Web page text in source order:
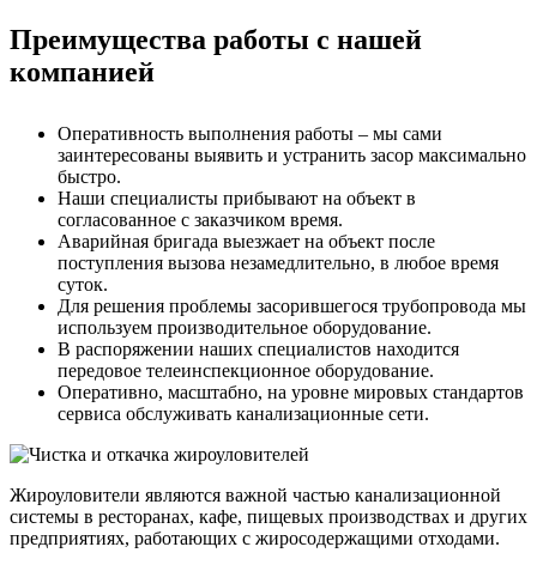
Преимущества работы с нашей
компанией
Оперативность выполнения работы – мы сами
заинтересованы выявить и устранить засор максимально
быстро.
Наши специалисты прибывают на объект в
согласованное с заказчиком время.
Аварийная бригада выезжает на объект после
поступления вызова незамедлительно, в любое время
суток.
Для решения проблемы засорившегося трубопровода мы
используем производительное оборудование.
В распоряжении наших специалистов находится
передовое телеинспекционное оборудование.
Оперативно, масштабно, на уровне мировых стандартов
сервиса обслуживать канализационные сети.
Жироуловители являются важной частью канализационной
системы в ресторанах, кафе, пищевых производствах и других
предприятиях, работающих с жиросодержащими отходами.